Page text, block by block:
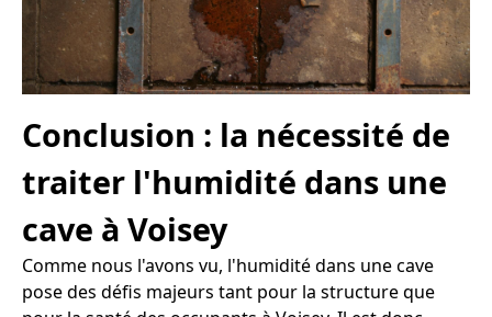
Conclusion : la nécessité de
traiter l'humidité dans une
cave à Voisey
Comme nous l'avons vu, l'humidité dans une cave
pose des défis majeurs tant pour la structure que